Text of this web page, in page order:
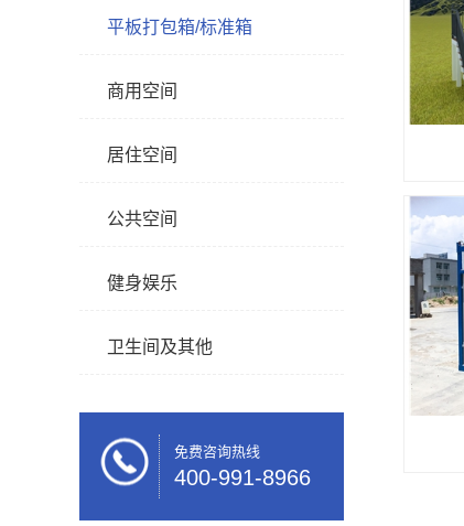
平板打包箱/标准箱
商用空间
居住空间
公共空间
健身娱乐
卫生间及其他
免费咨询热线
400-991-8966